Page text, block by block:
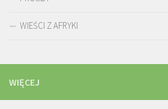
WIEŚCI Z AFRYKI
WIĘCEJ